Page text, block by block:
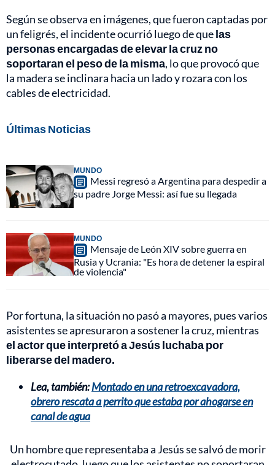
Según se observa en imágenes, que fueron captadas por
un feligrés, el incidente ocurrió luego de quelas
personas encargadas de elevar la cruz no
soportaran el peso de la misma, lo que provocó que
la madera se inclinara hacia un lado y rozara con los
cables de electricidad.
Últimas Noticias
MUNDO
Messi regresó a Argentina para despedir a
su padre Jorge Messi: así fue su llegada
MUNDO
Mensaje de León XIV sobre guerra en
Rusia y Ucrania: "Es hora de detener la espiral
de violencia"
Por fortuna, la situación no pasó a mayores, pues varios
asistentes se apresuraron a sostener la cruz, mientras
el actor que interpretó a Jesús luchaba por
liberarse del madero.
Lea, también:Montado en una retroexcavadora,
obrero rescata a perrito que estaba por ahogarse en
canal de agua
Un hombre que representaba a Jesús se salvó de morir